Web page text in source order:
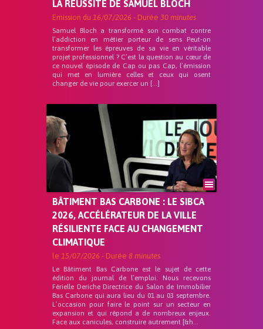
LA RÉUSSITE DE SAMUEL BLOCH
Emission du 16/07/2026 - Durée 30 minutes
Samuel Bloch a transformé son combat contre
l’addiction en métier porteur de sens Peut-on
transformer les épreuves de sa vie en véritable
projet professionnel ? C’est la question au cœur de
ce nouvel épisode de Cap ou pas Cap, l’émission
qui met en lumière celles et ceux qui osent
changer de vie pour exercer un […]
BÂTIMENT BAS CARBONE : LE SIBCA
2026, ACCÉLÉRATEUR DE LA VILLE
RÉSILIENTE FACE AU CHANGEMENT
CLIMATIQUE
le 15/07/2026 - Durée 8 minutes
Le Bâtiment Bas Carbone est le sujet de cette
édition du journal de l’emploi. Nous recevons
Férielle Deriche Directrice du Salon de Immobilier
Bas Carbone qui aura lieu du 01 au 03 septembre.
L’occasion pour faire le point sur un secteur en
expansion et qui répond a de nombreux enjeux.
Face aux canicules, construire autrement [&h...